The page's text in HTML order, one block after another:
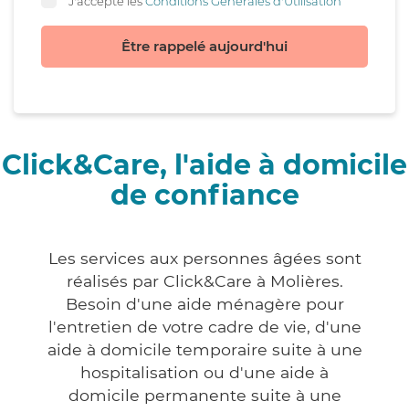
Être rappelé aujourd'hui
Click&Care, l'aide à domicile
de confiance
Les services aux personnes âgées sont
réalisés par Click&Care à Molières.
Besoin d'une aide ménagère pour
l'entretien de votre cadre de vie, d'une
aide à domicile temporaire suite à une
hospitalisation ou d'une aide à
domicile permanente suite à une